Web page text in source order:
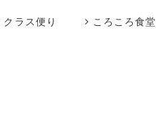
クラス便り ころころ食堂